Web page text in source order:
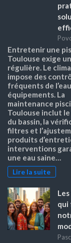
Entretenir une
Toulouse exige
régulière. Le
impose des
fréquents de
équipements. La
maintenance
Toulouse inclut
du bassin, la
filtres et
produits
interventions
une eau saine…
Lire la suite
qui